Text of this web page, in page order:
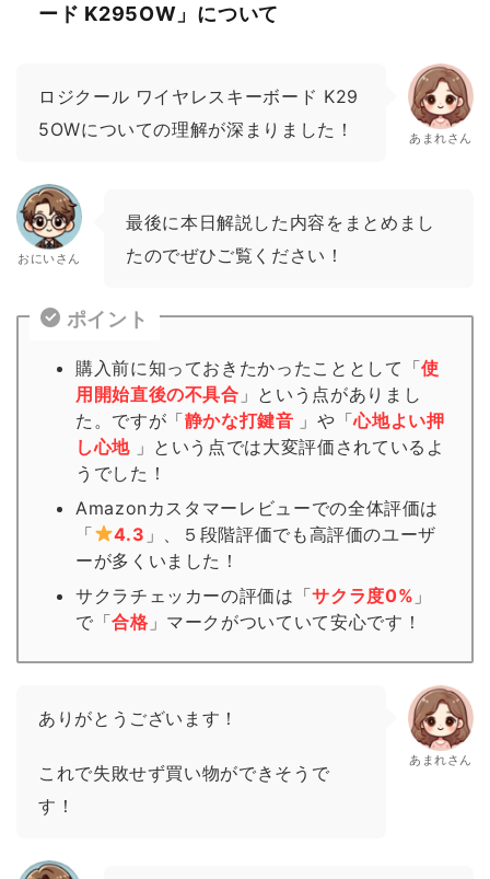
ード K295OW」について
ロジクール ワイヤレスキーボード K29
5OWについての理解が深まりました！
あまれさん
おにいさん
最後に本日解説した内容をまとめまし
たのでぜひご覧ください！
ポイント
購入前に知っておきたかったこととして「使
用開始直後の不具合 」という点がありまし
た。ですが「静かな打鍵音 」や「心地よい押
し心地 」という点では大変評価されているよ
うでした！
Amazonカスタマーレビューでの全体評価は
「
4.3 」、５段階評価でも高評価のユーザ
ーが多くいました！
サクラチェッカーの評価は「サクラ度0% 」
で「合格 」 マーク がついていて安心です！
ありがとうございます！
これで失敗せず買い物ができそうで
す！
あまれさん